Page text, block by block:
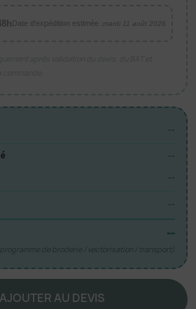
Date d'expédition estimée :mardi 11 août 2026
--
--
--
--
--
de broderie / vectorisation / transport)
AJOUTER AU DEVIS